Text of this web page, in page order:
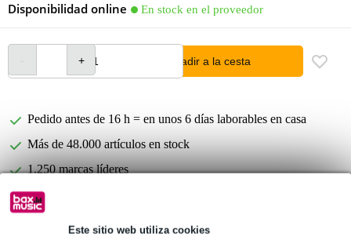
Este sitio web utiliza cookies
Disponibilidad online En stock en el proveedor
añadir a la cesta
Pedido antes de 16 h = en unos 6 días laborables en casa
Más de 48.000 artículos en stock
1.250 marcas líderes
Información del producto